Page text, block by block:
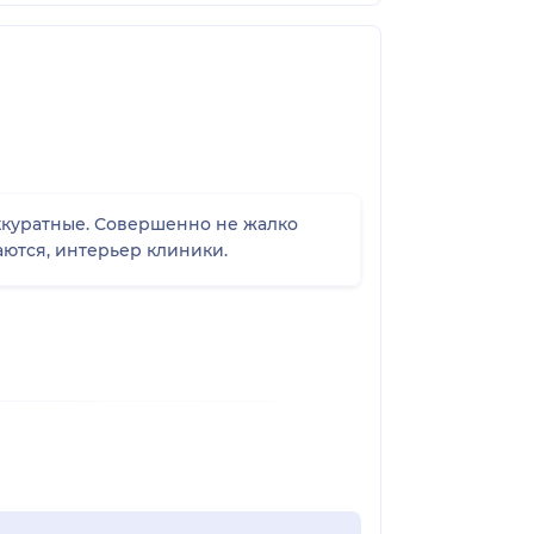
не жалко
интерьер клиники.